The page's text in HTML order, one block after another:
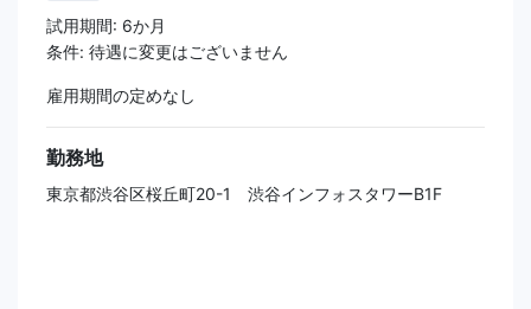
試用期間: 6か月
条件: 待遇に変更はございません
雇用期間の定めなし
勤務地
東京都渋谷区桜丘町20-1 渋谷インフォスタワーB1F